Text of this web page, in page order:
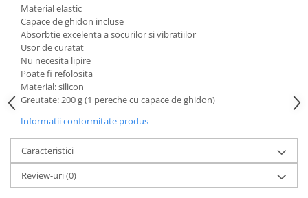
Piese biciclete
Anvelopa bicicleta
Camera bicicleta
Pinioane
Lant bicicleta
Urechi cadru bicicleta
Mansoane si ghidolina
Ghidoane bicicleta
Pipe ghidon
Material elastic
Capace de ghidon incluse
Absorbtie excelenta a socurilor si vibratiilor
Usor de curatat
Nu necesita lipire
Poate fi refolosita
Material: silicon
Greutate: 200 g (1 pereche cu capace de ghidon)
Informatii conformitate produs
Caracteristici
Review-uri(0)